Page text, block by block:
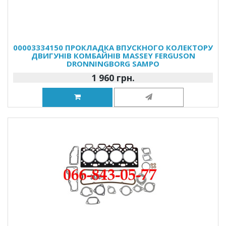
00003334150 ПРОКЛАДКА ВПУСКНОГО КОЛЕКТОРУ
ДВИГУНІВ КОМБАЙНІВ MASSEY FERGUSON
DRONNINGBORG SAMPO
1 960 грн.